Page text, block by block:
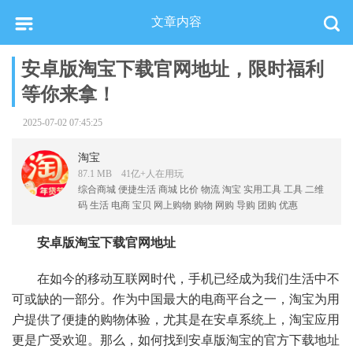
文章内容
安卓版淘宝下载官网地址，限时福利
等你来拿！
2025-07-02 07:45:25
淘宝
87.1 MB 41亿+人在用玩
综合商城 便捷生活 商城 比价 物流 淘宝 实用工具 工具 二维
码 生活 电商 宝贝 网上购物 购物 网购 导购 团购 优惠
安卓版淘宝下载官网地址
在如今的移动互联网时代，手机已经成为我们生活中不
可或缺的一部分。作为中国最大的电商平台之一，淘宝为用
户提供了便捷的购物体验，尤其是在安卓系统上，淘宝应用
更是广受欢迎。那么，如何找到安卓版淘宝的官方下载地址